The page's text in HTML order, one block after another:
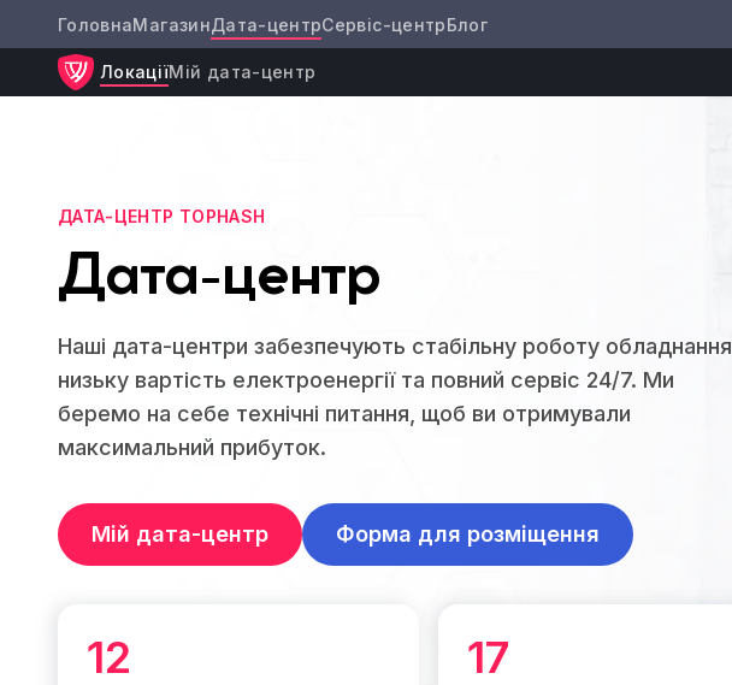
ГоловнаМагазинДата-центрСервіс-центрБлог
ЛокаціїМій дата-центр
ДАТА-ЦЕНТР TOPHASH
Дата-центр
Наші дата-центри забезпечують стабільну роботу обладнання,
низьку вартість електроенергії та повний сервіс 24/7. Ми
беремо на себе технічні питання, щоб ви отримували
максимальний прибуток.
Мій дата-центр Форма для розміщення
12 17